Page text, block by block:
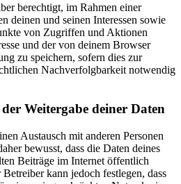
berechtigt, im Rahmen einer
deinen und seinen Interessen sowie
von Zugriffen und Aktionen
und der von deinem Browser
zu speichern, sofern dies zur
Nachverfolgbarkeit notwendig
Weitergabe deiner Daten
Austausch mit anderen Personen
bewusst, dass die Daten deines
Beiträge im Internet öffentlich
kann jedoch festlegen, dass